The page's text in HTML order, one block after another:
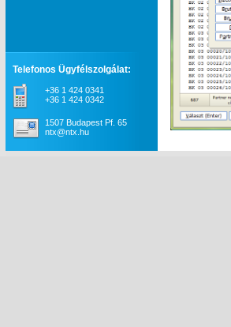
Telefonos Ügyfélszolgálat:
+36 1 424 0341
+36 1 424 0342
1507 Budapest Pf. 65
ntx@ntx.hu